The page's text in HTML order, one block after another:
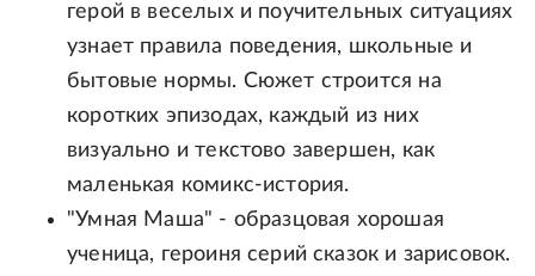
герой в веселых и поучительных ситуациях
узнает правила поведения, школьные и
бытовые нормы. Сюжет строится на
коротких эпизодах, каждый из них
визуально и текстово завершен, как
маленькая комикс-история.
"Умная Маша" - образцовая хорошая
ученица, героиня серий сказок и зарисовок.